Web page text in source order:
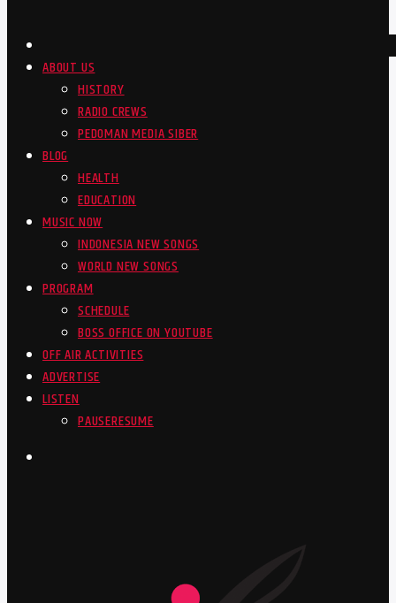
ABOUT US
HISTORY
RADIO CREWS
PEDOMAN MEDIA SIBER
BLOG
HEALTH
EDUCATION
MUSIC NOW
INDONESIA NEW SONGS
WORLD NEW SONGS
PROGRAM
SCHEDULE
BOSS OFFICE ON YOUTUBE
OFF AIR ACTIVITIES
ADVERTISE
LISTEN
PAUSERESUME